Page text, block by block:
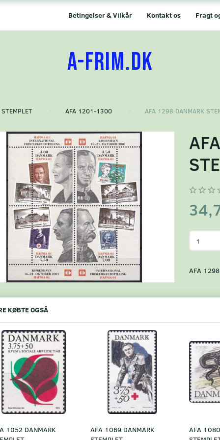
Fragt
Kontakt os
Betingelser & Vilkår
A-FRIM.DK
STEMPLET AFA 1201-1300 AFA 1298 DANMARK
AFA
KØBTE OGSÅ
1052 DANMARK
AFA 1069 DANMARK
AFA